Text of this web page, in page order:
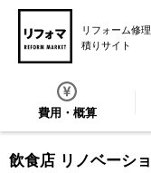
リフォーム修
積りサイト
費用・概算
飲食店 リノベーシ